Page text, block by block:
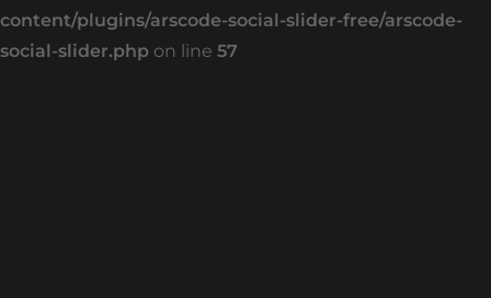
content/plugins/arscode-social-slider-free/arscode-
social-slider.php on line 57